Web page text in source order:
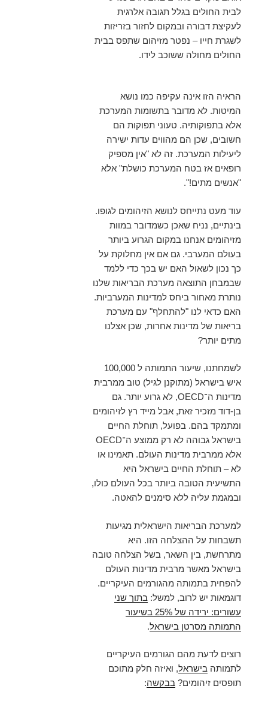
לבית החולים בגלל תגובה אלרגית
לעקיצת דבורה ובמקום לחזור בזריזות
לשגרת חייו – נפטר מזיהום שתפס בבית
החולים מחולה ששוכב לידו.
הראיה הזו אינה עקיפה כמו נושא
המיטות. לא מדובר בתשומות המערכת
אלא בתפוקותיה. טעוני תפוקות הם
חשובים, שכן הם מהווים עדות ישירה
ליעילות המערכת. זה לא "אין מספיק
רופאים אז בטח המערכת כושלת" אלא
"אנשים מתים!".
עוד מעט נתייחס לנושא הזיהומים לגופו.
בינתיים, נניח שאכן כשמדובר במוות
מזיהומים אנחנו במקום הגרוע ביותר
בעולם המערבי. גם אם אין מחלוקת על
כך נכון לשאול האם יש בכך כדי ללמד
שבמבחן התוצאה מערכת הבריאות שלנו
נותרת מאחור ביחס למדינות המערביות.
האם כדאי לנו "להתחלף" עם מערכת
בריאות של מדינות אחרות, שכן אצלנו
מתים יותר?
לשמחתנו, שיעור התמותה ל 100,000
איש בישראל (מתוקנן לגיל) טוב ממרבית
מדינות ה־OECD, לא גרוע יותר. גם
בן-דוד מזכיר זאת, אבל מייד רץ לזיהומים
ומתמקד בהם. בפועל, תוחלת החיים
בישראל גבוהה לא רק ממוצע ה־OECD
אלא ממרבית מדינות העולם. תאמינו או
לא – תוחלת החיים בישראל היא
התשיעית הטובה ביותר בכל העולם כולו,
ובמגמת עליה ללא סימנים להאטה.
למערכת הבריאות הישראלית מגיעות
תשבחות על ההצלחה הזו. היא
מתרחשת, בין השאר, בשל הצלחה טובה
בישראל מאשר מרבית מדינות העולם
להפחית בתמותה מהגורמים העיקריים.
דוגמאות יש לרוב, למשל: בתוך שני
עשורים: ירידה של 25% בשיעור
התמותה מסרטן בישראל.
רוצים לדעת מהם הגורמים העיקריים
לתמותה בישראל, ואיזה חלק מתוכם
תופסים זיהומים? בבקשה: